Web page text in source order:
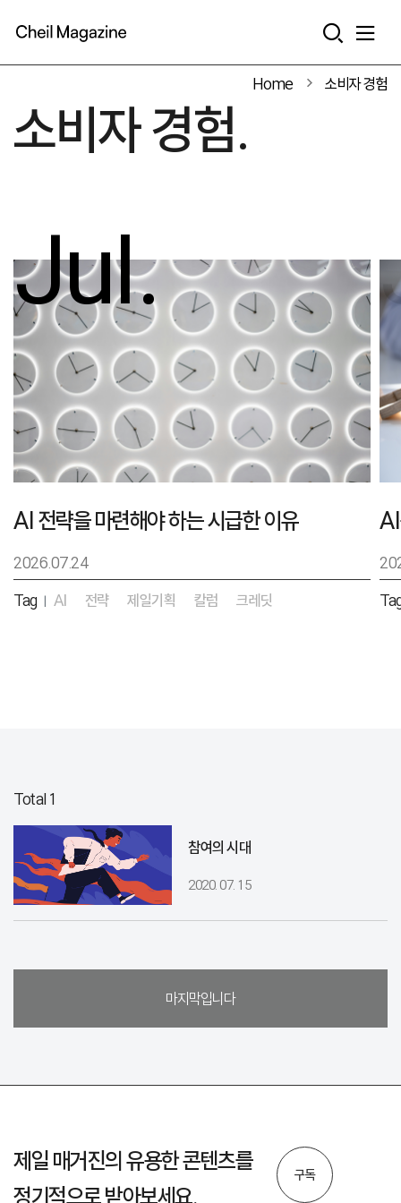
Home 소비자 경험
소비자 경험.
Jul.
AI 전략을 마련해야 하는 시급한 이유
2026.07.24
Tag | AI 전략 제일기획 칼럼 크레딧
Total 1
참여의 시대
2020. 07. 15
마지막입니다
제일 매거진의 유용한 콘텐츠를
정기적으로 받아보세요.
구독